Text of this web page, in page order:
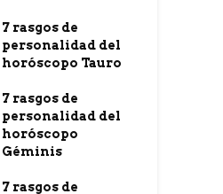
7 rasgos de
personalidad del
horóscopo Tauro
7 rasgos de
personalidad del
horóscopo
Géminis
7 rasgos de